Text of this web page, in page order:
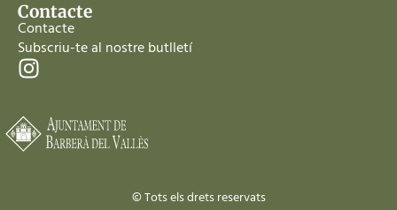
Contacte
Contacte
Subscriu-te al nostre butlletí
© Tots els drets reservats